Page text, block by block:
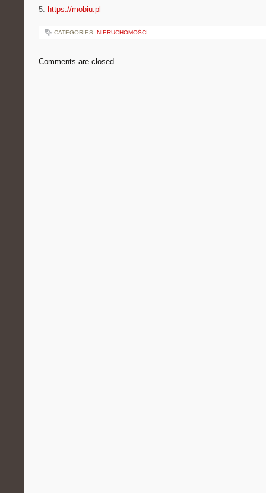
5. https://mobiu.pl
CATEGORIES: NIERUCHOMOŚCI
Comments are closed.